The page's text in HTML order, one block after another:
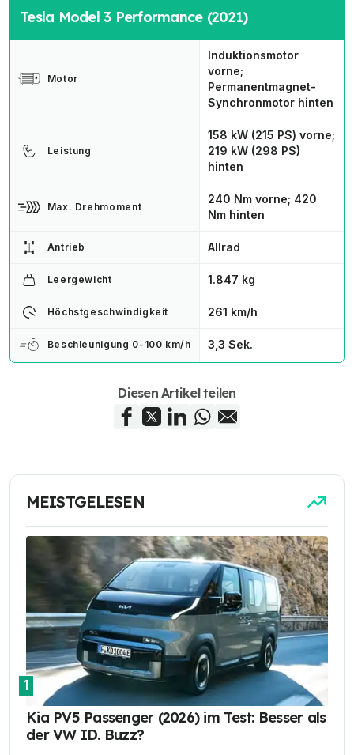
Tesla Model 3 Performance (2021)
Motor
Induktionsmotor
vorne;
Permanentmagnet-
Synchronmotor hinten
Leistung
158 kW (215 PS) vorne;
219 kW (298 PS)
hinten
Max. Drehmoment
240 Nm vorne; 420
Nm hinten
Antrieb Allrad
Leergewicht 1.847 kg
Höchstgeschwindigkeit 261 km/h
Beschleunigung 0-100 km/h 3,3 Sek.
4.694 mm
Höhe 1.443 mm
Bodenfreiheit
Kofferraumvolumen 542 Liter
Batterie 82 kWh
Basispreis 54.990 Euro
Diesen Artikel teilen
MEISTGELESEN
1
Kia PV5 Passenger (2026) im Test: Besser als
der VW ID. Buzz?